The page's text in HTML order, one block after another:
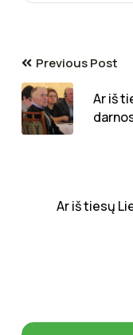
Previous Post
Ar iš
Ar iš tiesų